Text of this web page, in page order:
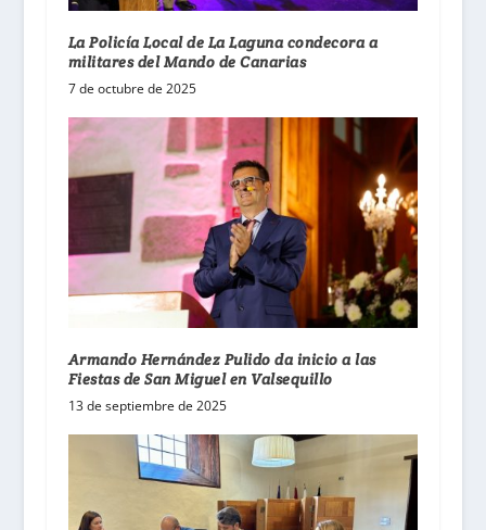
La Policía Local de La Laguna condecora a
militares del Mando de Canarias
7 de octubre de 2025
Armando Hernández Pulido da inicio a las
Fiestas de San Miguel en Valsequillo
13 de septiembre de 2025